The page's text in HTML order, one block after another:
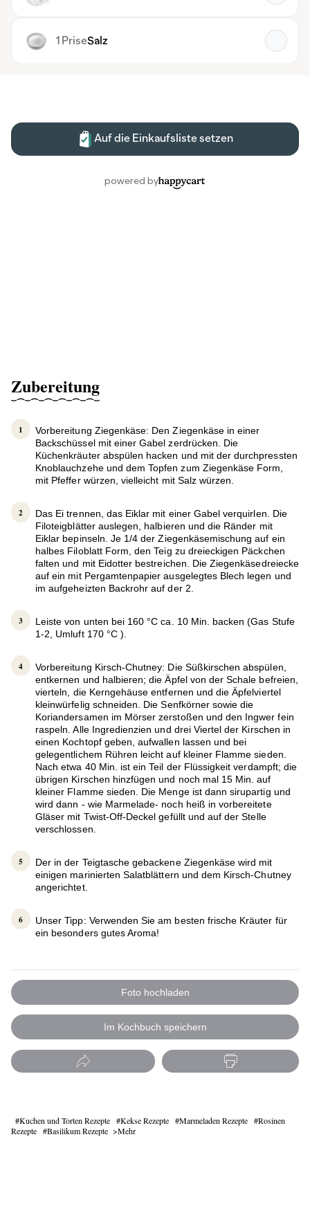
Zubereitung
Vorbereitung Ziegenkäse: Den Ziegenkäse in einer
Backschüssel mit einer Gabel zerdrücken. Die
Küchenkräuter abspülen hacken und mit der durchpressten
Knoblauchzehe und dem Topfen zum Ziegenkäse Form,
mit Pfeffer würzen, vielleicht mit Salz würzen.
Das Ei trennen, das Eiklar mit einer Gabel verquirlen. Die
Filoteigblätter auslegen, halbieren und die Ränder mit
Eiklar bepinseln. Je 1/4 der Ziegenkäsemischung auf ein
halbes Filoblatt Form, den Teig zu dreieckigen Päckchen
falten und mit Eidotter bestreichen. Die Ziegenkäsedreiecke
auf ein mit Pergamtenpapier ausgelegtes Blech legen und
im aufgeheizten Backrohr auf der 2.
Leiste von unten bei 160 °C ca. 10 Min. backen (Gas Stufe
1-2, Umluft 170 °C ).
Vorbereitung Kirsch-Chutney: Die Süßkirschen abspülen,
entkernen und halbieren; die Äpfel von der Schale befreien,
vierteln, die Kerngehäuse entfernen und die Äpfelviertel
kleinwürfelig schneiden. Die Senfkörner sowie die
Koriandersamen im Mörser zerstoßen und den Ingwer fein
raspeln. Alle Ingredienzien und drei Viertel der Kirschen in
einen Kochtopf geben, aufwallen lassen und bei
gelegentlichem Rühren leicht auf kleiner Flamme sieden.
Nach etwa 40 Min. ist ein Teil der Flüssigkeit verdampft; die
übrigen Kirschen hinzfügen und noch mal 15 Min. auf
kleiner Flamme sieden. Die Menge ist dann sirupartig und
wird dann - wie Marmelade- noch heiß in vorbereitete
Gläser mit Twist-Off-Deckel gefüllt und auf der Stelle
verschlossen.
Der in der Teigtasche gebackene Ziegenkäse wird mit
einigen marinierten Salatblättern und dem Kirsch-Chutney
angerichtet.
Unser Tipp: Verwenden Sie am besten frische Kräuter für
ein besonders gutes Aroma!
Foto hochladen
Im Kochbuch speichern
Kuchen und Torten Rezepte Kekse Rezepte Marmeladen Rezepte
Rosinen
Rezepte
Basilikum Rezepte Mehr